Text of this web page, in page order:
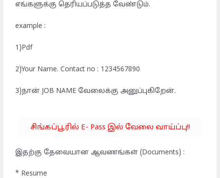
எங்களுக்கு தெரியப்படுத்த வேண்டும்.
example :
1)Pdf
2)Your Name. Contact no : 1234567890
3)நான் JOB NAME வேலைக்கு அனுப்புகிறேன்.
சிங்கப்பூரில் E- Pass இல் வேலை வாய்ப்பு!!
இதற்கு தேவையான ஆவணங்கள் (Documents) :
* Resume